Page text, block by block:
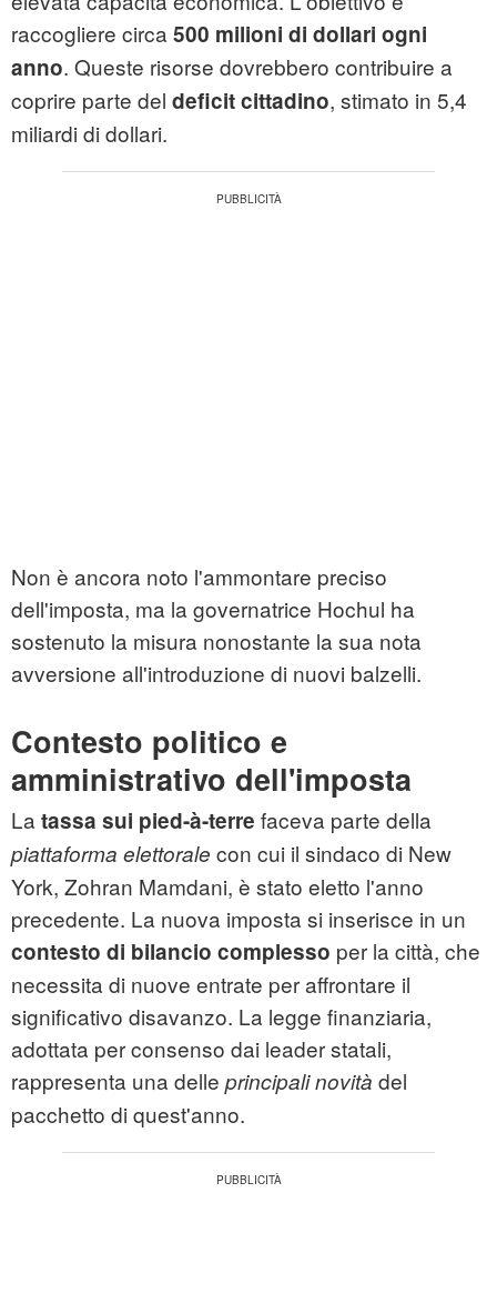
raccogliere circa 500 milioni di dollari ogni
anno. Queste risorse dovrebbero contribuire a
coprire parte del deficit cittadino, stimato in 5,4
miliardi di dollari.
Non è ancora noto l'ammontare preciso
dell'imposta, ma la governatrice Hochul ha
sostenuto la misura nonostante la sua nota
avversione all'introduzione di nuovi balzelli.
Contesto politico e
amministrativo dell'imposta
La tassa sui pied-à-terre faceva parte della
piattaforma elettorale con cui il sindaco di New
York, Zohran Mamdani, è stato eletto l'anno
precedente. La nuova imposta si inserisce in un
contesto di bilancio complesso per la città, che
necessita di nuove entrate per affrontare il
significativo disavanzo. La legge finanziaria,
adottata per consenso dai leader statali,
rappresenta una delle principali novità del
pacchetto di quest'anno.